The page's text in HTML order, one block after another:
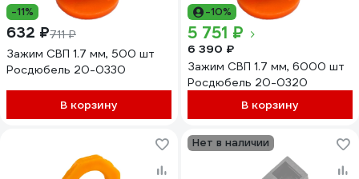
-11%
632 ₽711 ₽
Зажим СВП 1.7 мм, 500 шт
Росдюбель 20-0330
В корзину
-10%
5 751 ₽
6 390 ₽
Зажим СВП 1.7 мм, 6000 шт
Росдюбель 20-0320
В корзину
Нет в наличии